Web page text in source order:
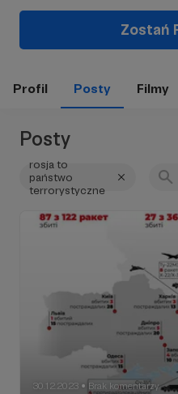
Zostań
Profil Posty Filmy
Posty
rosja to
państwo
terrorystyczne
30.12.2023 ● Brak komentarzy